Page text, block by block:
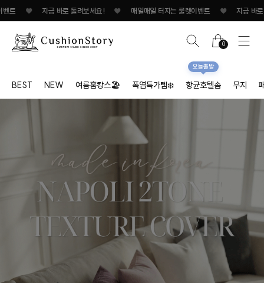
지금 바로 돌려보세요! ♥ 매일매일 터지는 룰렛이벤트 ♥ 지금 바로 돌려보세
0
BEST NEW 여름홈캉스🏖 폭염특가템❄️ 항균호텔솜
오늘출발
무지